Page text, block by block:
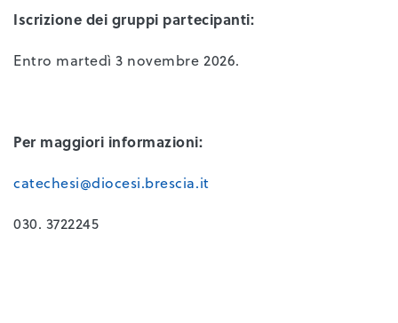
Iscrizione dei gruppi partecipanti:
Entro martedì 3 novembre 2026.
Per maggiori informazioni:
catechesi@diocesi.brescia.it
030. 3722245